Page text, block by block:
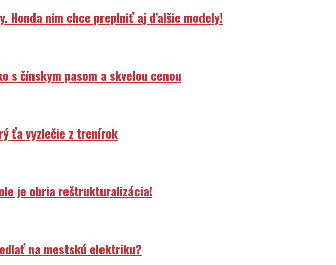
Honda ním chce preplniť aj ďalšie modely!
s čínskym pasom a skvelou cenou
ťa vyzlečie z trenírok
je obria reštrukturalizácia!
na mestskú elektriku?